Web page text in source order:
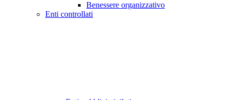
Benessere organizzativo
Enti controllati